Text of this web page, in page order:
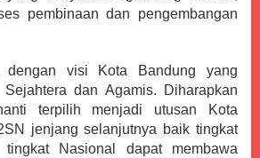
pembinaan dan pengembangan
dengan visi Kota Bandung yang
dan Agamis. Diharapkan
terpilih menjadi utusan Kota
jenjang selanjutnya baik tingkat
tingkat Nasional dapat membawa